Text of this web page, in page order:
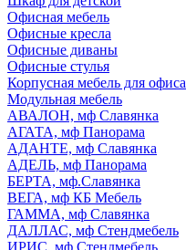
Офисная мебель
Офисные кресла
Офисные диваны
Офисные стулья
Корпусная мебель для офиса
Модульная мебель
АВАЛОН, мф Славянка
АГАТА, мф Панорама
АДАНТЕ, мф Славянка
АДЕЛЬ, мф Панорама
БЕРТА, мф.Славянка
ВЕГА, мф КБ Мебель
ГАММА, мф Славянка
ДАЛЛАС, мф Стендмебель
ИРИС, мф Стендмебель